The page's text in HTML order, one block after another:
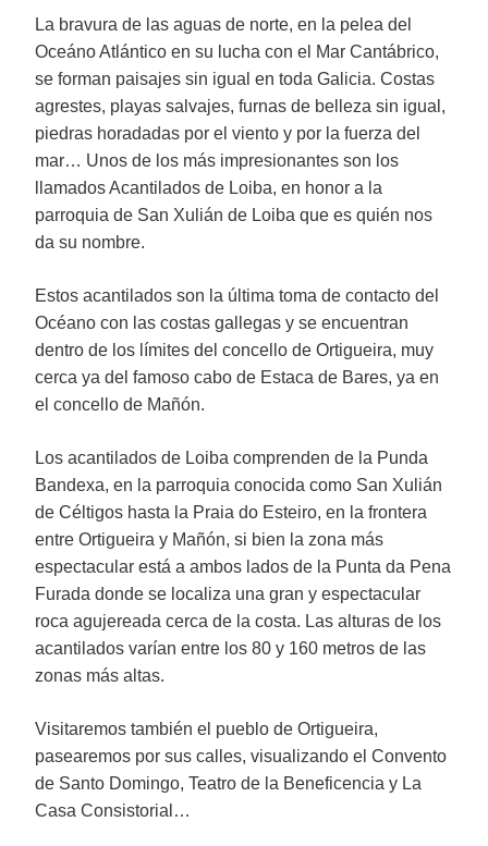
La bravura de las aguas de norte, en la pelea del
Oceáno Atlántico en su lucha con el Mar Cantábrico,
se forman paisajes sin igual en toda Galicia. Costas
agrestes, playas salvajes, furnas de belleza sin igual,
piedras horadadas por el viento y por la fuerza del
mar… Unos de los más impresionantes son los
llamados Acantilados de Loiba, en honor a la
parroquia de San Xulián de Loiba que es quién nos
da su nombre.
Estos acantilados son la última toma de contacto del
Océano con las costas gallegas y se encuentran
dentro de los límites del concello de Ortigueira, muy
cerca ya del famoso cabo de Estaca de Bares, ya en
el concello de Mañón.
Los acantilados de Loiba comprenden de la Punda
Bandexa, en la parroquia conocida como San Xulián
de Céltigos hasta la Praia do Esteiro, en la frontera
entre Ortigueira y Mañón, si bien la zona más
espectacular está a ambos lados de la Punta da Pena
Furada donde se localiza una gran y espectacular
roca agujereada cerca de la costa. Las alturas de los
acantilados varían entre los 80 y 160 metros de las
zonas más altas.
Visitaremos también el pueblo de Ortigueira,
pasearemos por sus calles, visualizando el Convento
de Santo Domingo, Teatro de la Beneficencia y La
Casa Consistorial…